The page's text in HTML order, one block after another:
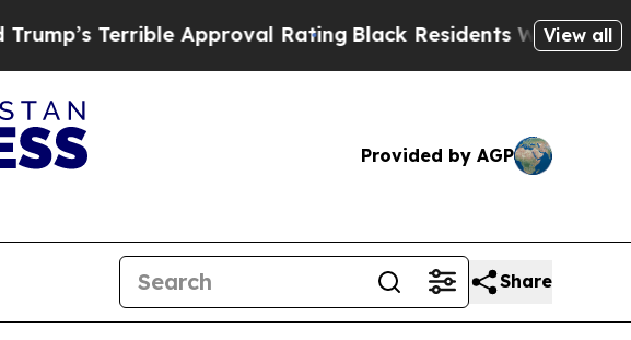
Terrible Approval RatingBlack Residents Warned ofView all
Provided by AGP
Share